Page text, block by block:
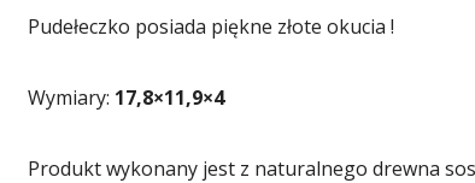
Pudełeczko posiada piękne złote okucia !
Wymiary: 17,8×11,9×4
Produkt wykonany jest z naturalnego drewna